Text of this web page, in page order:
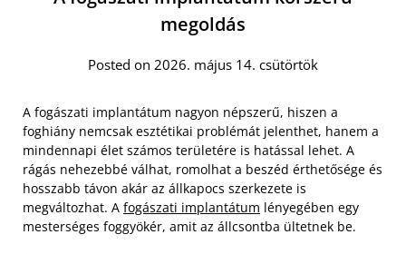
megoldás
Posted on 2026. május 14. csütörtök
A fogászati implantátum nagyon népszerű, hiszen a
foghiány nemcsak esztétikai problémát jelenthet, hanem a
mindennapi élet számos területére is hatással lehet. A
rágás nehezebbé válhat, romolhat a beszéd érthetősége és
hosszabb távon akár az állkapocs szerkezete is
megváltozhat. A fogászati implantátum lényegében egy
mesterséges foggyökér, amit az állcsontba ültetnek be.